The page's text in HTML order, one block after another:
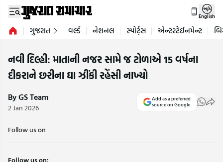
English
ગુજરાત વર્લ્ડ નેશનલ સ્પોર્ટ્સ એન્ટરટેઈનમેન્ટ
નવી દિલ્હી: માતાની નજર સામે જ ટોળાએ 15 વર્ષના
દીકરાને છરીના ઘા ઝીંકી રહેંસી નાખ્યો
By GS Team
2 Jan 2026
Add as a preferred
source on Google
Follow us on
Follow us on: